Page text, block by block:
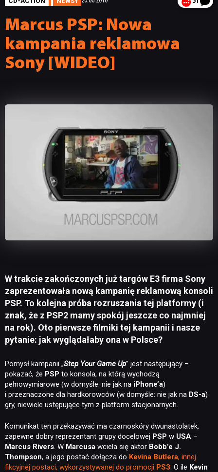
Marcus PSP: Nowa
kampania reklamowa
Sony [WIDEO]
W trakcie zakończonych już targów E3 firma Sony
zaprezentowała nową kampanię reklamową konsoli
PSP. To kolejna próba rozruszania tej platformy (i
znak, że z PSP2 mamy spokój jeszcze co najmniej
na rok). Oto pierwsze filmiki tej kampanii i nasze
pytanie: jak wyglądałaby ona w Polsce?
Pomysł kampanii „Step Your Game Up” jest następujący –
pokazać, że PSP to konsola, na którą wychodzą
pełnowymiarowe (w domyśle: nie jak na iPhone’a)
i przeznaczone dla hardkorowców (w domyśle: nie jak na DS-a)
gry, niewiele ustępujące tym z platform stacjonarnych.
Komunikat ten przekazywać ma czarnoskóry dwunastolatek,
zapewne dobry reprezentant grupy docelowej PSP w USA –
Marcus Rivers. W Marcusa wciela się aktor Bobb’e J.
Thompson, a jego postać dołącza do Kevina Butlera, innej
fikcyjnej postaci, wykorzystywanej do promocji PS3. O ile Kevin